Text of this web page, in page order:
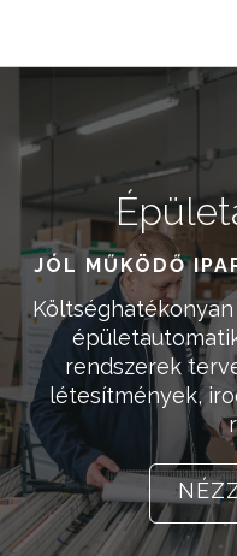
tartalomra
JÓL MŰKÖDŐ
rendszerek
létesítmények,
ÉPÍTSD
Ha kedveled a
feladatokat, akkor
körében!